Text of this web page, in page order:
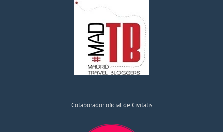
Colaborador oficial de Civitatis